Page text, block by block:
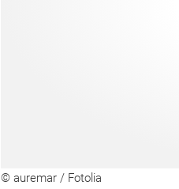
© auremar / Fotolia